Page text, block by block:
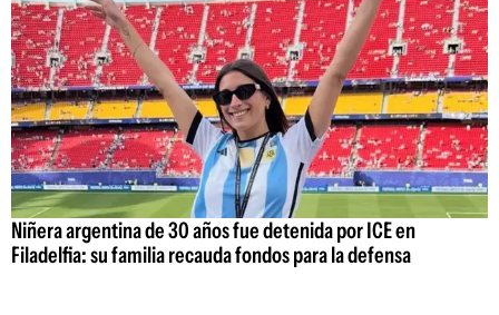
Niñera argentina de 30 años fue detenida por ICE en
Filadelfia: su familia recauda fondos para la defensa